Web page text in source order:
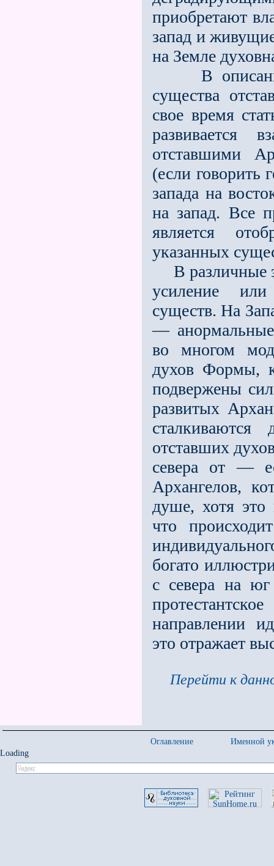
приобретают
запад и
на Земле
В
существа
своe время
развивается
отставшими
(если говорить
запада на
на запад. Всe
является
указанных
В различные
усиление или
существ. На
—
во многом
духов Формы,
подвержены
развитых
отставших
севера от —
Архангелов,
душе, хотя это
что
богато
с севера на
направлении
это отражает
Перейти к
Оглавление
Именной
Loading